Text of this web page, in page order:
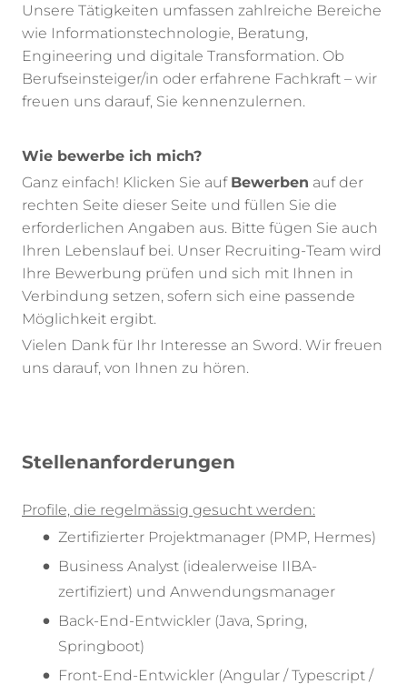
Unsere Tätigkeiten umfassen zahlreiche Bereiche
wie Informationstechnologie, Beratung,
Engineering und digitale Transformation. Ob
Berufseinsteiger/in oder erfahrene Fachkraft – wir
freuen uns darauf, Sie kennenzulernen.
Wie bewerbe ich mich?
Ganz einfach! Klicken Sie auf Bewerben auf der
rechten Seite dieser Seite und füllen Sie die
erforderlichen Angaben aus. Bitte fügen Sie auch
Ihren Lebenslauf bei. Unser Recruiting-Team wird
Ihre Bewerbung prüfen und sich mit Ihnen in
Verbindung setzen, sofern sich eine passende
Möglichkeit ergibt.
Vielen Dank für Ihr Interesse an Sword. Wir freuen
uns darauf, von Ihnen zu hören.
Stellenanforderungen
Profile, die regelmässig gesucht werden:
Zertifizierter Projektmanager (PMP, Hermes)
Business Analyst (idealerweise IIBA-
zertifiziert) und Anwendungsmanager
Back-End-Entwickler (Java, Spring,
Springboot)
Front-End-Entwickler (Angular / Typescript /